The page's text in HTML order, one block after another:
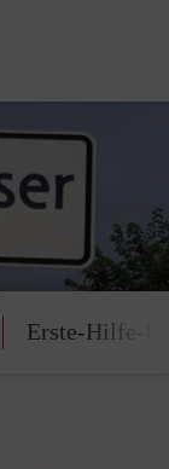
Erste-Hilfe-